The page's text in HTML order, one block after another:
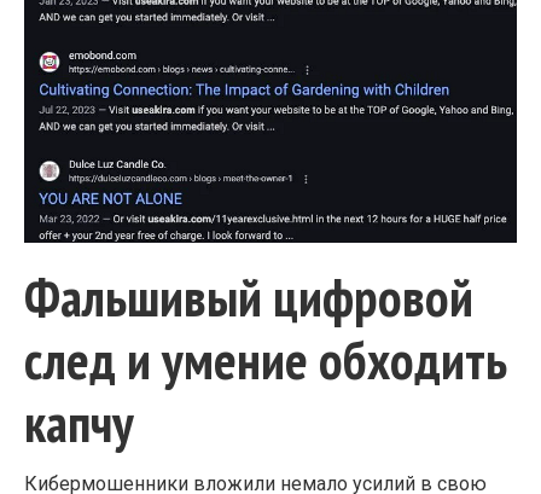
Фальшивый цифровой
след и умение обходить
капчу
Кибермошенники вложили немало усилий в свою